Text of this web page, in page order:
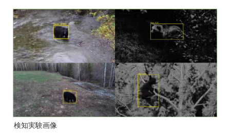
検知実験画像